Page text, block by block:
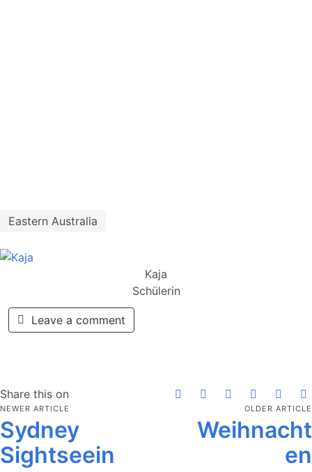
Eastern Australia
Kaja
Schülerin
Leave a comment
Share this on
NEWER ARTICLE
Sydney
Sightseein
OLDER ARTICLE
Weihnacht
en